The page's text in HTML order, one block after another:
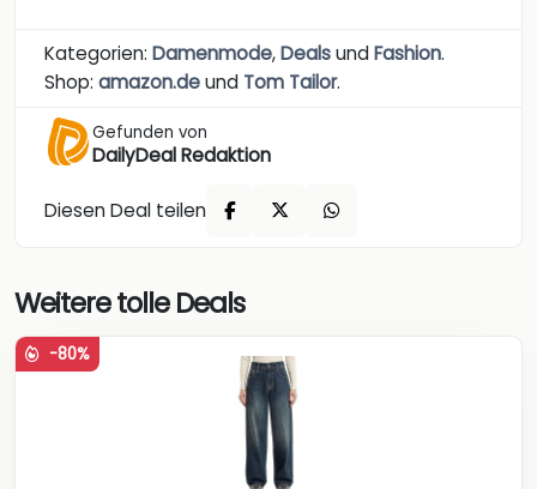
Kategorien: Damenmode,DealsundFashion.
Shop: amazon.deund Tom Tailor.
Gefunden von
DailyDeal Redaktion
Diesen Deal teilen
Weitere tolle Deals
-80%